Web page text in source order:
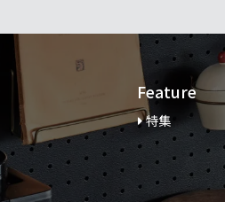
Feature
特集